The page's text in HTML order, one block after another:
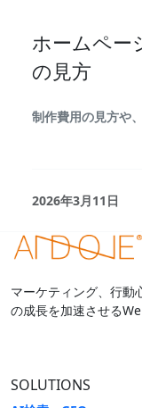
ホームペー
の見方
制作費用の見方や
2026年3月11日
マーケティング、行動
の成長を加速させる
SOLUTIONS